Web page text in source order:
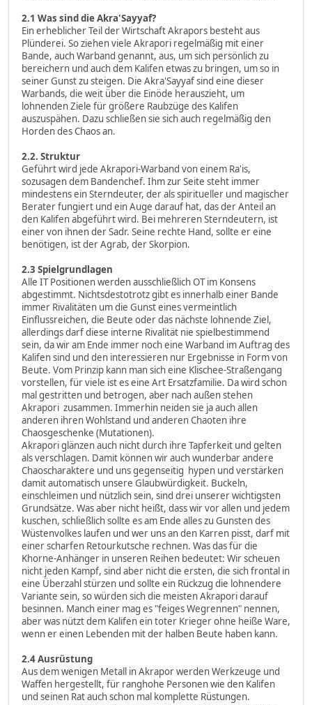
2.1 Was sind die Akra'Sayyaf?
Ein erheblicher Teil der Wirtschaft Akrapors besteht aus
Plünderei. So ziehen viele Akrapori regelmäßig mit einer
Bande, auch Warband genannt, aus, um sich persönlich zu
bereichern und auch dem Kalifen etwas zu bringen, um so in
seiner Gunst zu steigen. Die Akra'Sayyaf sind eine dieser
Warbands, die weit über die Einöde herauszieht, um
lohnenden Ziele für größere Raubzüge des Kalifen
auszuspähen. Dazu schließen sie sich auch regelmäßig den
Horden des Chaos an.
2.2. Struktur
Geführt wird jede Akrapori-Warband von einem Ra'is,
sozusagen dem Bandenchef. Ihm zur Seite steht immer
mindestens ein Sterndeuter, der als spiritueller und magischer
Berater fungiert und ein Auge darauf hat, das der Anteil an
den Kalifen abgeführt wird. Bei mehreren Sterndeutern, ist
einer von ihnen der Sadr. Seine rechte Hand, sollte er eine
benötigen, ist der Agrab, der Skorpion.
2.3 Spielgrundlagen
Alle IT Positionen werden ausschließlich OT im Konsens
abgestimmt. Nichtsdestotrotz gibt es innerhalb einer Bande
immer Rivalitäten um die Gunst eines vermeintlich
Einflussreichen, die Beute oder das nächste lohnende Ziel,
allerdings darf diese interne Rivalität nie spielbestimmend
sein, da wir am Ende immer noch eine Warband im Auftrag des
Kalifen sind und den interessieren nur Ergebnisse in Form von
Beute. Vom Prinzip kann man sich eine Klischee-Straßengang
vorstellen, für viele ist es eine Art Ersatzfamilie. Da wird schon
mal gestritten und betrogen, aber nach außen stehen
Akrapori zusammen. Immerhin neiden sie ja auch allen
anderen ihren Wohlstand und anderen Chaoten ihre
Chaosgeschenke (Mutationen).
Akrapori glänzen auch nicht durch ihre Tapferkeit und gelten
als verschlagen. Damit können wir auch wunderbar andere
Chaoscharaktere und uns gegenseitig hypen und verstärken
damit automatisch unsere Glaubwürdigkeit. Buckeln,
einschleimen und nützlich sein, sind drei unserer wichtigsten
Grundsätze. Was aber nicht heißt, dass wir vor allen und jedem
kuschen, schließlich sollte es am Ende alles zu Gunsten des
Wüstenvolkes laufen und wer uns an den Karren pisst, darf mit
einer scharfen Retourkutsche rechnen. Was das für die
Khorne-Anhänger in unseren Reihen bedeutet: Wir scheuen
nicht jeden Kampf, sind aber nicht die ersten, die sich frontal in
eine Überzahl stürzen und sollte ein Rückzug die lohnendere
Variante sein, so würden sich die meisten Akrapori darauf
besinnen. Manch einer mag es "feiges Wegrennen" nennen,
aber was nützt dem Kalifen ein toter Krieger ohne heiße Ware,
wenn er einen Lebenden mit der halben Beute haben kann.
2.4 Ausrüstung
Aus dem wenigen Metall in Akrapor werden Werkzeuge und
Waffen hergestellt, für ranghohe Personen wie den Kalifen
und seinen Rat auch schon mal komplette Rüstungen.